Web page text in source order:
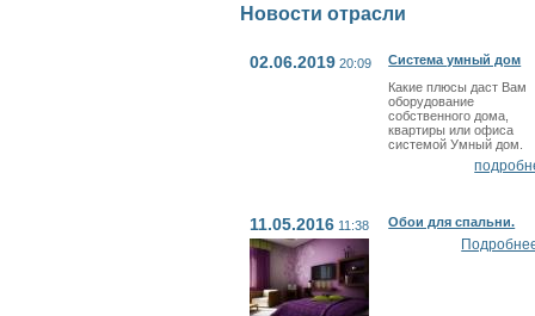
Новости отрасли
02.06.2019 20:09
Система умный дом
Какие плюсы даст Вам
оборудование
собственного дома,
квартиры или офиса
системой Умный дом.
11.05.2016 11:38 Обои для спальни.